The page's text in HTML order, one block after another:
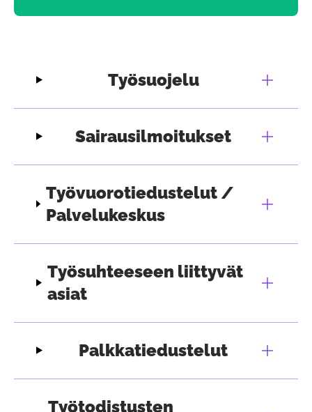
Työsuojelu
Sairausilmoitukset
Työvuorotiedustelut /
Palvelukeskus
Työsuhteeseen liittyvät
asiat
Palkkatiedustelut
Työtodistusten